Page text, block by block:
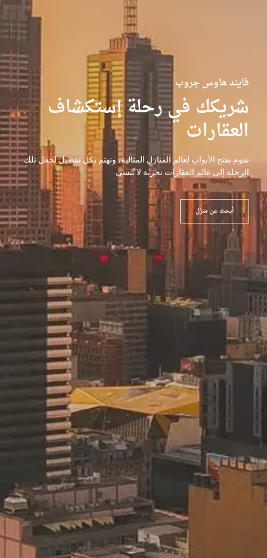
فايند هاوس جروب
شريكك في رحلة إستكشاف
العقارات
نقوم بفتح الأبواب لعالم المنازل المثالية، ونهتم بكل تفصيل لجعل تلك
الرحلة إلى عالم العقارات تجربة لا تُنسى
أبحث عن منزل